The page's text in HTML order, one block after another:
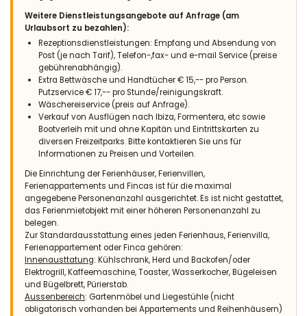
Weitere Dienstleistungsangebote auf Anfrage (am
Urlaubsort zu bezahlen):
Rezeptionsdienstleistungen: Empfang und Absendung von
Post (je nach Tarif), Telefon-,fax- und e-mail Service (preise
gebührenabhängig).
Extra Bettwäsche und Handtücher € 15,-- pro Person.
Putzservice € 17,-- pro Stunde/reinigungskraft.
Wäschereiservice (preis auf Anfrage).
Verkauf von Ausflügen nach Ibiza, Formentera, etc sowie
Bootverleih mit und ohne Kapitän und Eintrittskarten zu
diversen Freizeitparks. Bitte kontaktieren Sie uns für
Informationen zu Preisen und Vorteilen.
Die Einrichtung der Ferienhäuser, Ferienvillen,
Ferienappartements und Fincas ist für die maximal
angegebene Personenanzahl ausgerichtet. Es ist nicht gestattet,
das Ferienmietobjekt mit einer höheren Personenanzahl zu
belegen.
Zur Standardausstattung eines jeden Ferienhaus, Ferienvilla,
Ferienappartement oder Finca gehören:
Innenausttatung: Kühlschrank, Herd und Backofen/oder
Elektrogrill, Kaffeemaschine, Toaster, Wasserkocher, Bügeleisen
und Bügelbrett, Pürierstab.
Aussenbereich: Gartenmöbel und Liegestühle (nicht
obligatorisch vorhanden bei Appartements und Reihenhäusern)